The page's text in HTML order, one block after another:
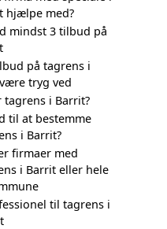
hjælpe med?
mindst 3 tilbud på
på tagrens i
tryg ved
tagrens i Barrit?
til at bestemme
i Barrit?
firmaer med
i Barrit eller hele
til tagrens i